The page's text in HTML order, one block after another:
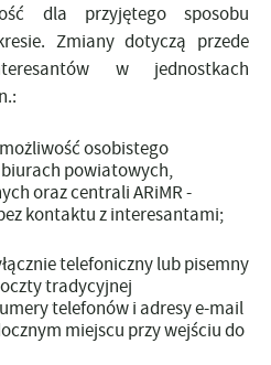
dla przyjętego sposobu
Zmiany dotyczą przede
w jednostkach
osobistego
powiatowych,
oraz centrali ARiMR -
kontaktuz interesantami;
telefoniczny lub pisemny
tradycyjnej
telefonów i adresy e-mail
miejscu przy wejściu do